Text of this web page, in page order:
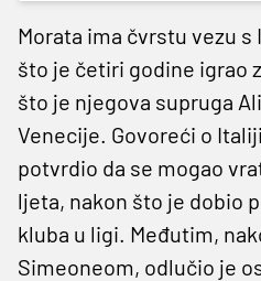
Morata ima čvrstu vezu
što je četiri godine igrao
što je njegova supruga
Venecije. Govoreći o
potvrdio da se mogao
ljeta, nakon što je dobio
kluba u ligi. Međutim,
Simeoneom, odlučio je